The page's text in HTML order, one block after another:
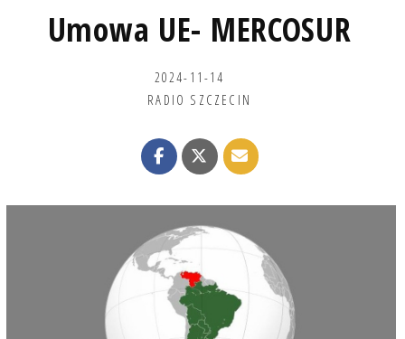
Umowa UE- MERCOSUR
2024-11-14
RADIO SZCZECIN